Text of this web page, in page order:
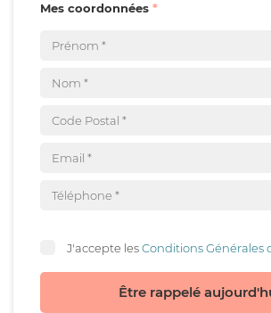
Mes coordonnées
J'accepte lesConditions Générales
Être rappelé